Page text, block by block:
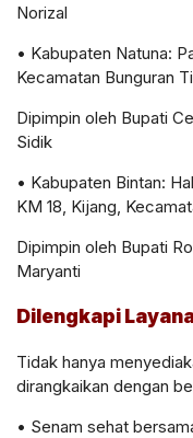
Norizal
• Kabupaten Natuna:
Kecamatan Bunguran
Dipimpin oleh Bupati
Sidik
• Kabupaten Bintan:
KM 18, Kijang,
Dipimpin oleh Bupati
Maryanti
Dilengkapi
Tidak hanya
dirangkaikan dengan
• Senam sehat